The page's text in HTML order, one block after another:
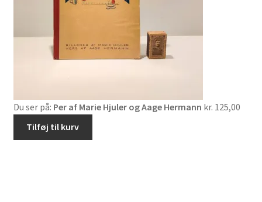
Du ser på: Per af Marie Hjuler og Aage Hermann kr. 125,00
Tilføj til kurv